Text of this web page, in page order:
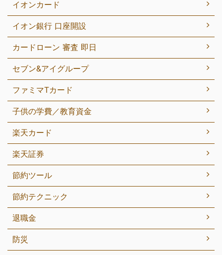
イオンカード
イオン銀行 口座開設
カードローン 審査 即日
セブン&アイグループ
ファミマTカード
子供の学費／教育資金
楽天カード
楽天証券
節約ツール
節約テクニック
退職金
防災